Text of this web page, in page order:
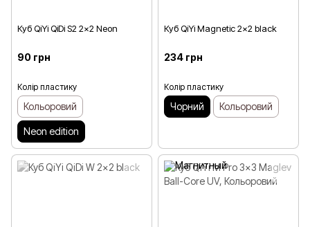
Куб QiYi QiDi S2 2x2 Neon
90 грн
Колір пластику
Кольоровий
Neon edition
Куб QiYi Magnetic 2x2 black
234 грн
Колір пластику
Чорний Кольоровий